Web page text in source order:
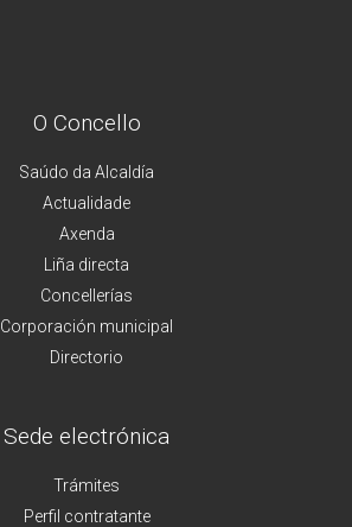
O Concello
Saúdo da Alcaldía
Actualidade
Axenda
Liña directa
Concellerías
Corporación municipal
Directorio
Sede electrónica
Trámites
Perfil contratante